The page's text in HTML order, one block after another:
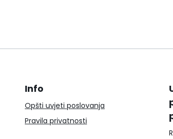
Info
Opšti uvjeti poslovanja
Pravila privatnosti